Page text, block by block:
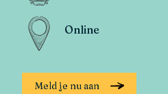
Online
Meld je nu aan